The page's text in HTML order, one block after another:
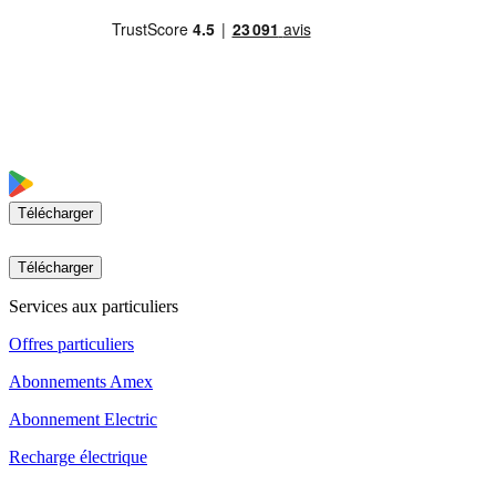
Télécharger
Télécharger
Services aux particuliers
Offres particuliers
Abonnements Amex
Abonnement Electric
Recharge électrique